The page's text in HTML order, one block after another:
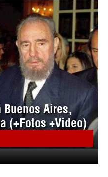
Buenos Aires,
(+Fotos +Video)